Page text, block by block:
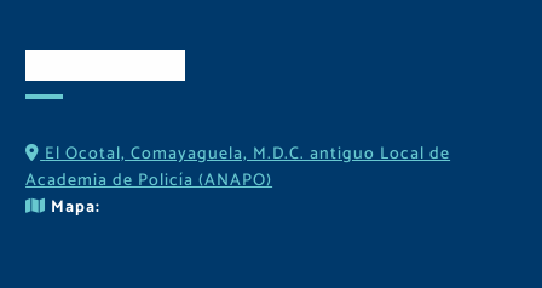
El Ocotal, Comayaguela, M.D.C. antiguo Local de
Academia de Policía (ANAPO)
Mapa: